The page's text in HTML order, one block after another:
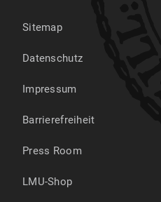
Sitemap
Datenschutz
Impressum
Barrierefreiheit
Press Room
LMU-Shop